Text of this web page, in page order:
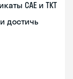
CAE и TKT
достичь